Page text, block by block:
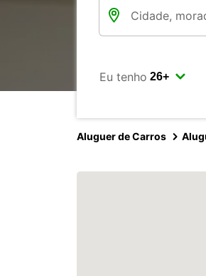
Eu tenho
Aluguer de Carros